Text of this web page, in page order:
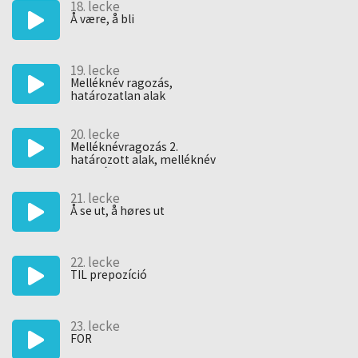
18. lecke
Å være, å bli
19. lecke
Melléknév ragozás,
határozatlan alak
20. lecke
Melléknévragozás 2.
határozott alak, melléknév
fokozás
21. lecke
Å se ut, å høres ut
22. lecke
TIL prepozíció
23. lecke
FOR